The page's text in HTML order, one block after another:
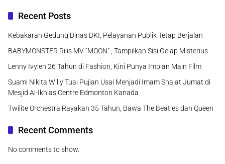
Recent Posts
Kebakaran Gedung Dinas DKI, Pelayanan Publik Tetap Berjalan
BABYMONSTER Rilis MV “MOON” , Tampilkan Sisi Gelap Misterius
Lenny Ivylen 26 Tahun di Fashion, Kini Punya Impian Main Film
Suami Nikita Willy Tuai Pujian Usai Menjadi Imam Shalat Jumat di
Mesjid Al-Ikhlas Centre Edmonton Kanada
Twilite Orchestra Rayakan 35 Tahun, Bawa The Beatles dan Queen
Recent Comments
No comments to show.